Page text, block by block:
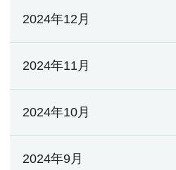
2024年12月
2024年11月
2024年10月
2024年9月